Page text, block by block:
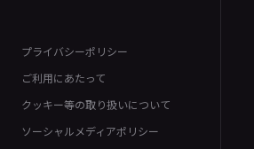
プライバシーポリシー
ご利用にあたって
クッキー等の取り扱いについて
ソーシャルメディアポリシー